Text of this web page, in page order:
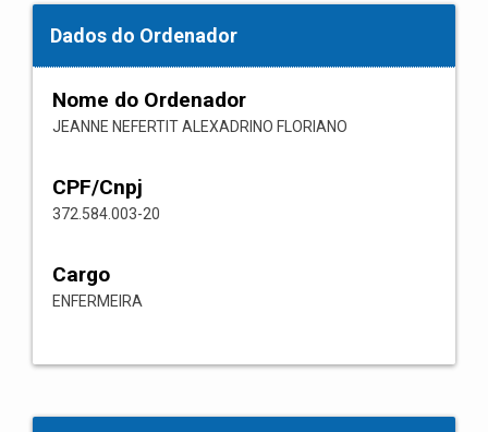
Dados do Ordenador
Nome do Ordenador
JEANNE NEFERTIT ALEXADRINO FLORIANO
CPF/Cnpj
372.584.003-20
Cargo
ENFERMEIRA